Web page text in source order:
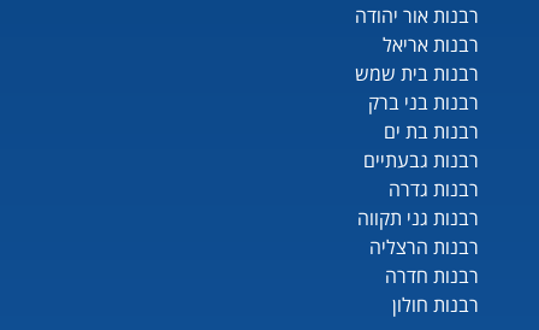
רבנות אור יהודה
רבנות אריאל
רבנות בית שמש
רבנות בני ברק
רבנות בת ים
רבנות גבעתיים
רבנות גדרה
רבנות גני תקווה
רבנות הרצליה
רבנות חדרה
רבנות חולון